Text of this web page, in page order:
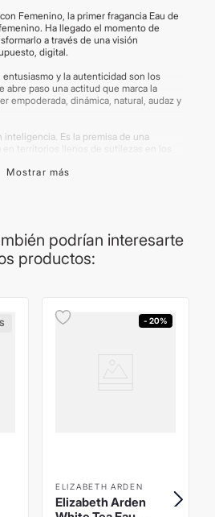
Femenino, la primer fragancia Eau de
Ha llegado el momento de
a través de una visión
digital.
entusiasmo y la autenticidad son los
abre paso una actitud que marca la
empoderada, dinámica, natural, audaz y
inteligencia. Es la premisa de una
territorios llenos de sutilezas en los
las reglas del juego.
Mostrar más
podrían interesarte
productos:
- 20%
ELIZABETH ARDEN
Elizabeth Arden